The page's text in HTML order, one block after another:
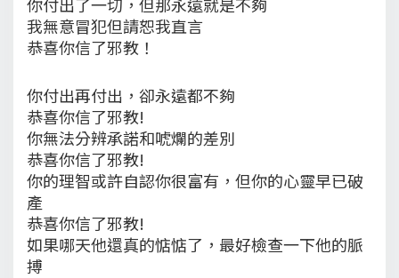
我無意冒犯但請恕我直言
恭喜你信了邪教！
你付出再付出，卻永遠都不夠
恭喜你信了邪教!
你無法分辨承諾和唬爛的差別
恭喜你信了邪教!
你的理智或許自認你很富有，但你的心靈早已破
產
恭喜你信了邪教!
如果哪天他還真的惦惦了，最好檢查一下他的脈
搏